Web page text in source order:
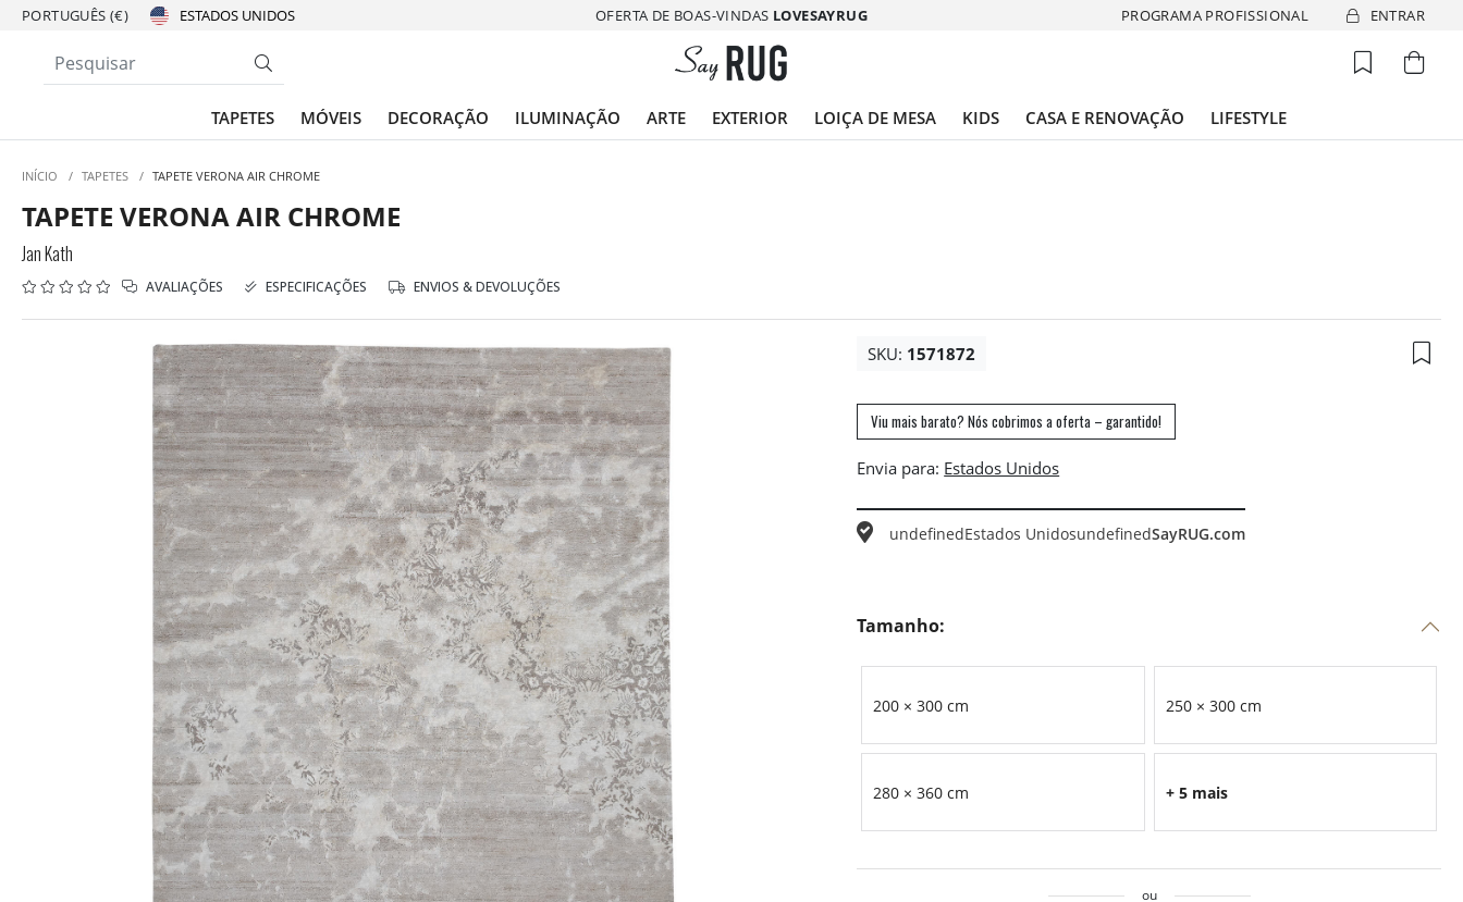
PORTUGUÊS (€) OFERTA DE BOAS-VINDAS LOVESAYRUG PROGRAMA PROFISSIONAL ENTRAR
TAPETES MÓVEIS DECORAÇÃO ILUMINAÇÃO ARTE EXTERIOR LOIÇA DE MESA KIDS CASA E RENOVAÇÃO LIFESTYLE
INÍCIO / TAPETES / TAPETE VERONA AIR CHROME
TAPETE VERONA AIR CHROME
Jan Kath
AVALIAÇÕES ESPECIFICAÇÕES ENVIOS & DEVOLUÇÕES
SKU: 1571872
Viu mais barato? Nós cobrimos a oferta – garantido!
Envia para:
undefinedEstados UnidosundefinedSayRUG.com
Tamanho:
200 × 300 cm 250 × 300 cm
280 × 360 cm + 5 mais
ou